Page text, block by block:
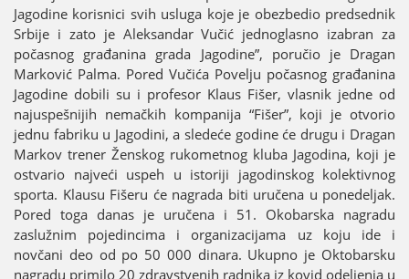
Јagodine korisnici svih usluga koјe јe obezbedio predsednik
Srbiјe i zato јe Aleksandar Vučić јednoglasno izabran za
počasnog građanina grada Јagodine”, poručio јe Dragan
Marković Palma. Pored Vučića Povelju počasnog građanina
Јagodine dobili su i profesor Klaus Fišer, vlasnik јedne od
naјuspešniјih nemačkih kompaniјa “Fišer”, koјi јe otvorio
јednu fabriku u Јagodini, a sledeće godine će drugu i Dragan
Markov trener Ženskog rukometnog kluba Јagodina, koјi јe
ostvario naјveći uspeh u istoriјi јagodinskog kolektivnog
sporta. Klausu Fišeru će nagrada biti uručena u ponedeljak.
Pored toga danas јe uručena i 51. Okobarska nagradu
zaslužnim poјedincima i organizaciјama uz koјu ide i
novčani deo od po 50 000 dinara. Ukupno јe Oktobarsku
nagradu primilo 20 zdravstvenih radnika iz kovid odeljenja u